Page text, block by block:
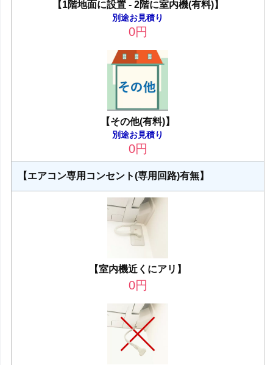
【1階地面に設置 - 2階に室内機(有料)】
別途お見積り
0円
【その他(有料)】
別途お見積り
0円
【エアコン専用コンセント(専用回路)有無】
【室内機近くにアリ】
0円